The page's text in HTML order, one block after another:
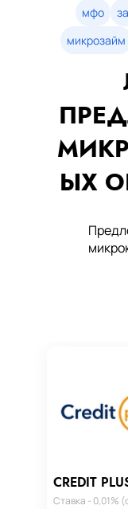
Займы онлайн
Денежные кредиты
мфо
микрозайм
ЫХ
CREDIT
Ставка - 0,01%